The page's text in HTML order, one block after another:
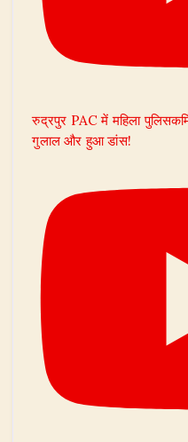
रुद्रपुर PAC में महिला
गुलाल और हुआ डांस!